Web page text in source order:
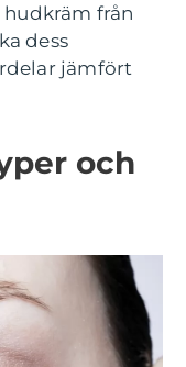
från
dess
jämfört
och